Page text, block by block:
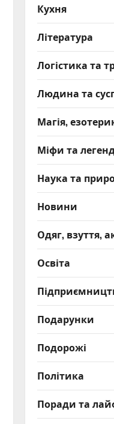
Кухня
Література
Логістика та
Людина та
Магія,
Міфи та
Наука та
Новини
Одяг, взуття,
Освіта
Подарунки
Подорожі
Політика
Поради та